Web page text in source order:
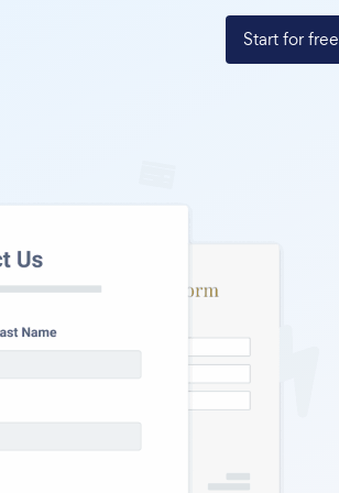
Start for free